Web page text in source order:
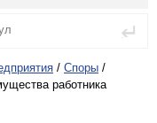
/ Споры /
работника